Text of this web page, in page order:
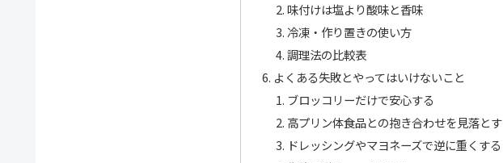
味付けは塩より酸味と香味
冷凍・作り置きの使い方
調理法の比較表
よくある失敗とやってはいけないこと
ブロッコリーだけで安心する
高プリン体食品との抱き合わせを見落とす
ドレッシングやマヨネーズで逆に重くする